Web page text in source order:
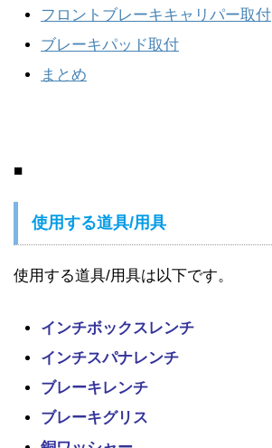
フロントブレーキキャリパー取付
ブレーキパッド取付
まとめ
■
使用する道具/用具
使用する道具/用具は以下です。
インチボックスレンチ
インチスパナレンチ
ブレーキレンチ
ブレーキグリス